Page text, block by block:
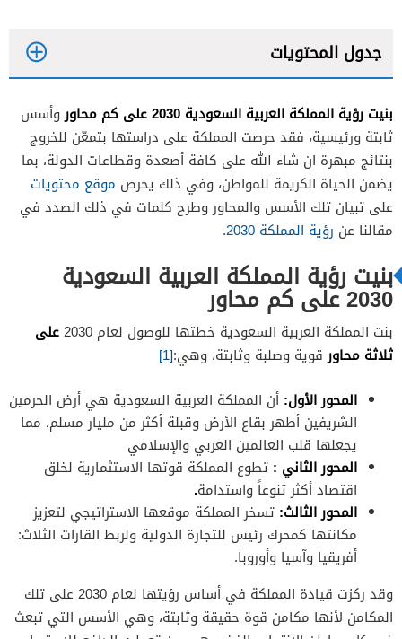
جدول المحتويات
بنيت رؤية المملكة العربية السعودية 2030 على كم محاور
وأسس
ثابتة ورئيسية، فقد حرصت المملكة على دراستها بتمعّن للخروج
بنتائج مبهرة ان شاء الله على كافة أصعدة وقطاعات الدولة، بما
يضمن الحياة الكريمة للمواطن، وفي ذلك يحرص موقع محتويات
على تبيان تلك الأسس والمحاور وطرح كلمات في ذلك الصدد في
مقالنا عن رؤية المملكة 2030 .
بنيت رؤية المملكة العربية السعودية
2030 على كم محاور
بنت المملكة العربية السعودية خطتها للوصول لعام 2030
على
ثلاثة محاورقوية وصلبة وثابتة، وهي:[1]
المحور الأول: أن المملكة العربية السعودية هي أرض الحرمين
الشريفين أطهر بقاع الأرض وقبلة أكثر من مليار مسلم، مما
يجعلها قلب العالمين العربي والإسلامي
المحور الثاني : تطوع المملكة قوتها الاستثمارية لخلق
اقتصاد أكثر تنوعاً واستدامة.
المحور الثالث: تسخر المملكة موقعها الاستراتيجي لتعزيز
مكانتها كمحرك رئيس للتجارة الدولية ولربط القارات الثلاث:
أفريقيا وآسيا وأوروبا.
وقد ركزت قيادة المملكة في أساس رؤيتها لعام 2030 على تلك
المكامن لأنها مكامن قوة حقيقة وثابتة، وهي الأسس التي تبعث